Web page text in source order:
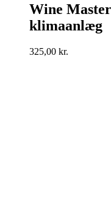
Wine
klimaanlæg
325,00 kr.